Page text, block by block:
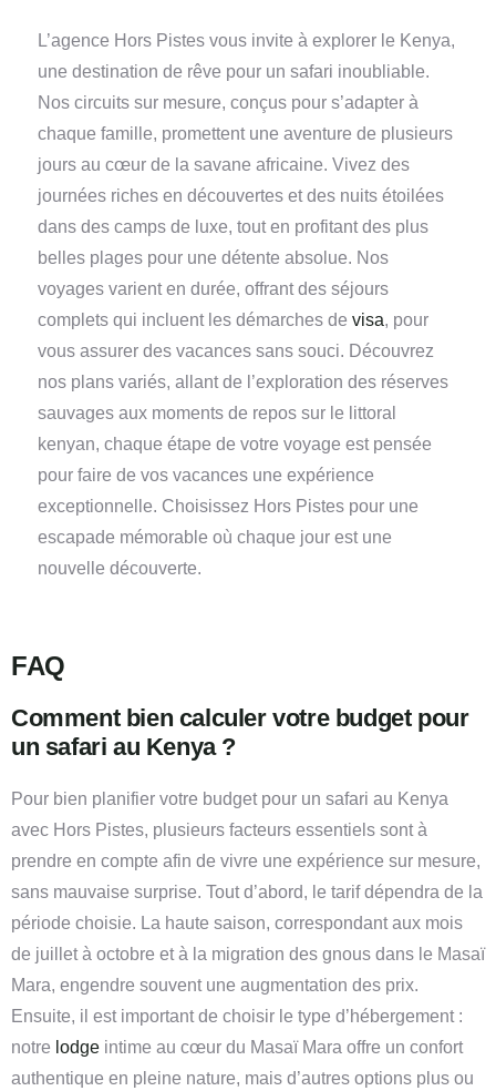
L’agence Hors Pistes vous invite à explorer le Kenya,
une destination de rêve pour un safari inoubliable.
Nos circuits sur mesure, conçus pour s’adapter à
chaque famille, promettent une aventure de plusieurs
jours au cœur de la savane africaine. Vivez des
journées riches en découvertes et des nuits étoilées
dans des camps de luxe, tout en profitant des plus
belles plages pour une détente absolue. Nos
voyages varient en durée, offrant des séjours
complets qui incluent les démarches de visa, pour
vous assurer des vacances sans souci. Découvrez
nos plans variés, allant de l’exploration des réserves
sauvages aux moments de repos sur le littoral
kenyan, chaque étape de votre voyage est pensée
pour faire de vos vacances une expérience
exceptionnelle. Choisissez Hors Pistes pour une
escapade mémorable où chaque jour est une
nouvelle découverte.
FAQ
Comment bien calculer votre budget pour
un safari au Kenya ?
Pour bien planifier votre budget pour un safari au Kenya
avec Hors Pistes, plusieurs facteurs essentiels sont à
prendre en compte afin de vivre une expérience sur mesure,
sans mauvaise surprise. Tout d’abord, le tarif dépendra de la
période choisie. La haute saison, correspondant aux mois
de juillet à octobre et à la migration des gnous dans le Masaï
Mara, engendre souvent une augmentation des prix.
Ensuite, il est important de choisir le type d’hébergement :
notre lodge intime au cœur du Masaï Mara offre un confort
authentique en pleine nature, mais d’autres options plus ou